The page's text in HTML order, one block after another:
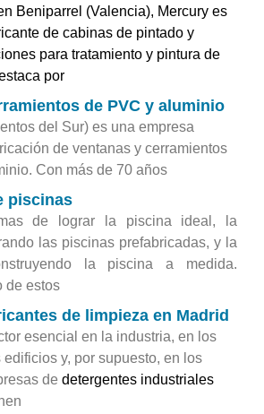
Beniparrel (Valencia), Mercury es
de cabinas de pintado y
para tratamiento y pintura de
por
de PVC y aluminio
del Sur) es una empresa
de ventanas y cerramientos
Con más de 70 años
piscinas
de lograr la piscina ideal, la
las piscinas prefabricadas, y la
la piscina a medida.
de estos
de limpieza en Madrid
esencial en la industria, en los
y, por supuesto, en los
de detergentes industriales